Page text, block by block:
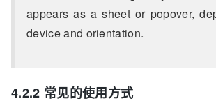
appears as a sheet or popover,
device and orientation.
4.2.2 常见的使用方式